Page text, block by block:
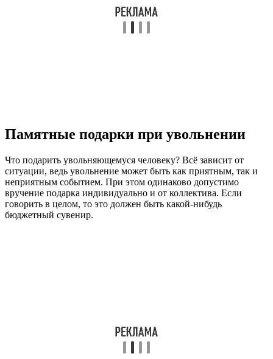
Памятные подарки при увольнении
Что подарить увольняющемуся человеку? Всё зависит от
ситуации, ведь увольнение может быть как приятным, так и
неприятным событием. При этом одинаково допустимо
вручение подарка индивидуально и от коллектива. Если
говорить в целом, то это должен быть какой-нибудь
бюджетный сувенир.